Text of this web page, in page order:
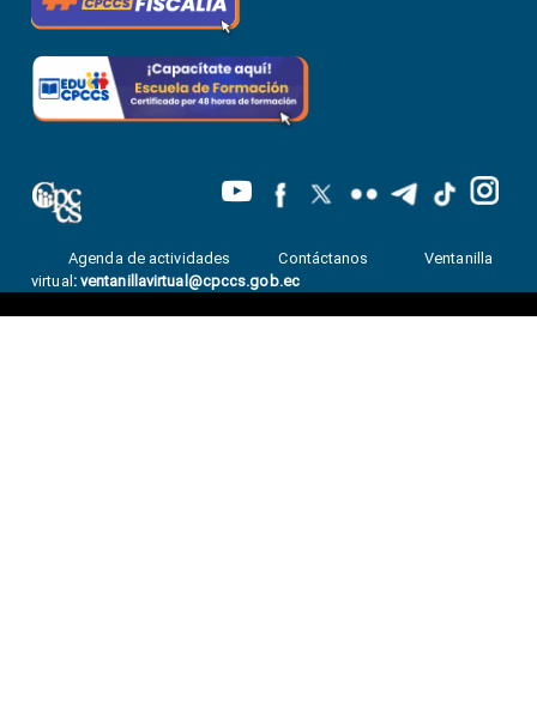
Agenda de actividades Contáctanos
Ventanilla
virtual : ventanillavirtual@cpccs.gob.ec